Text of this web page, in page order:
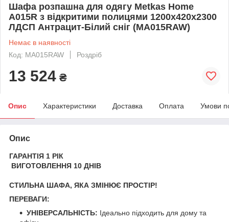
Шафа розпашна для одягу Metkas Home
A015R з відкритими полицями 1200х420х2300
ЛДСП Антрацит-Білий сніг (MA015RAW)
Немає в наявності
Код: MA015RAW
Роздріб
13 524 ₴
Опис Характеристики Доставка Оплата Умови
Опис
ГАРАНТІЯ 1 РІК
ВИГОТОВЛЕННЯ 10 ДНІВ
СТИЛЬНА ШАФА, ЯКА ЗМІНЮЄ ПРОСТІР!
ПЕРЕВАГИ:
УНІВЕРСАЛЬНІСТЬ: Ідеально підходить для дому та